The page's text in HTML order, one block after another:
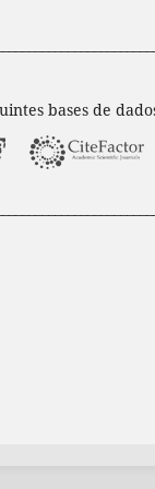
bases de